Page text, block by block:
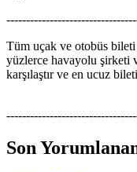
Tüm uçak ve otobüs bileti
yüzlerce havayolu şirketi
karşılaştır ve en ucuz
Son